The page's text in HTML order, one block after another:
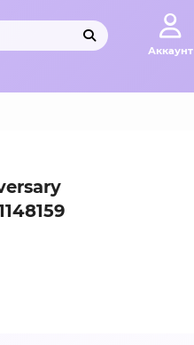
Аккаунт